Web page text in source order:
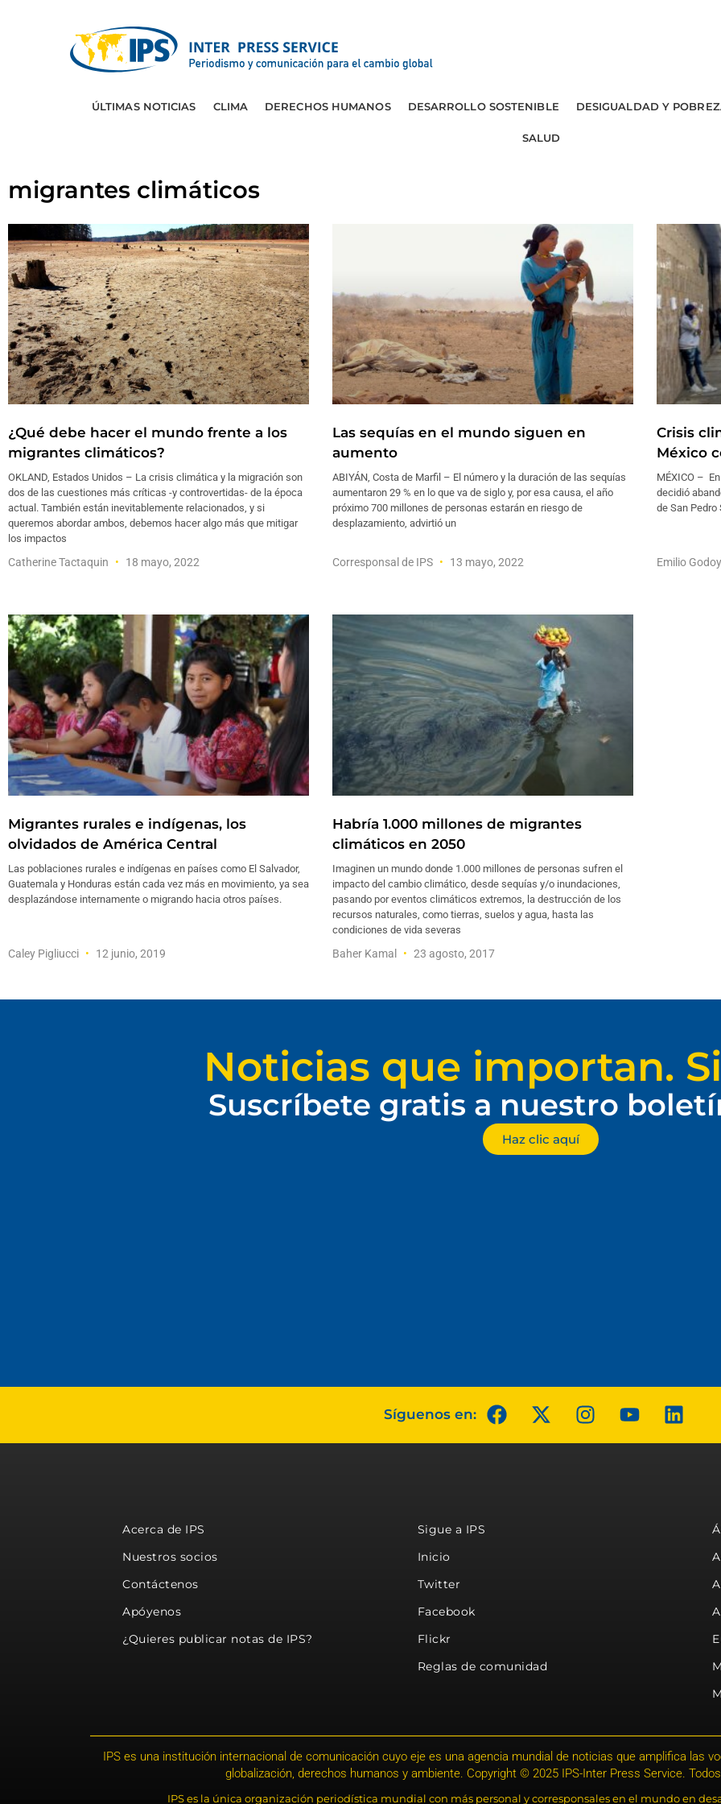
ÚLTIMAS NOTICIAS CLIMA DERECHOS HUMANOS DESARROLLO SOSTENIBLE DESIGUALDAD Y
SALUD
migrantes climáticos
¿Qué debe hacer el mundo frente a los
migrantes climáticos?
OKLAND, Estados Unidos – La crisis climática y la migración son
dos de las cuestiones más críticas -y controvertidas- de la época
actual. También están inevitablemente relacionados, y si
queremos abordar ambos, debemos hacer algo más que mitigar
los impactos
Catherine Tactaquin 18 mayo, 2022
Las sequías en el mundo siguen en
aumento
ABIYÁN, Costa de Marfil – El número y la duración de las sequías
aumentaron 29 % en lo que va de siglo y, por esa causa, el año
próximo 700 millones de personas estarán en riesgo de
desplazamiento, advirtió un
Corresponsal de IPS 13 mayo, 2022
Crisis
México
MÉXICO –
decidió
de San Pedro
Emilio Godoy
Migrantes rurales e indígenas, los
olvidados de América Central
Las poblaciones rurales e indígenas en países como El Salvador,
Guatemala y Honduras están cada vez más en movimiento, ya sea
desplazándose internamente o migrando hacia otros países.
Caley Pigliucci 12 junio, 2019
Habría 1.000 millones de migrantes
climáticos en 2050
Imaginen un mundo donde 1.000 millones de personas sufren el
impacto del cambio climático, desde sequías y/o inundaciones,
pasando por eventos climáticos extremos, la destrucción de los
recursos naturales, como tierras, suelos y agua, hasta las
condiciones de vida severas
Baher Kamal 23 agosto, 2017
Noticias que importan.
Suscríbete gratis a nuestro
Haz clic aquí
Síguenos en:
Acerca de IPS
Nuestros socios
Contáctenos
Apóyenos
¿Quieres publicar notas de IPS?
Sigue a IPS
Inicio
Twitter
Facebook
Flickr
Reglas de comunidad
IPS es una institución internacional de comunicación cuyo eje es una agencia mundial de noticias que amplifica las
globalización, derechos humanos y ambiente. Copyright © 2025 IPS-Inter Press Service.
IPS es la única organización periodística mundial con más personal y corresponsales en el mundo en